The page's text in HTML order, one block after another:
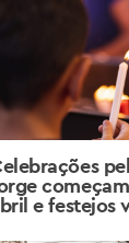
e festejos